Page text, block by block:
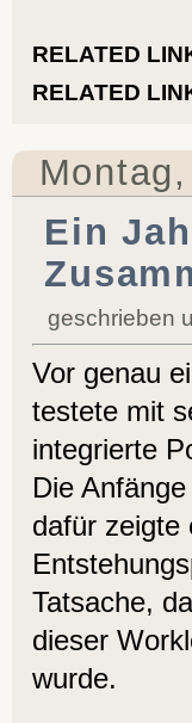
RELATED
RELATED
Ein
geschrieben
Vor genau
testete mit
integrierte
Die
dafür zeigte
Tatsache,
dieser
wurde.